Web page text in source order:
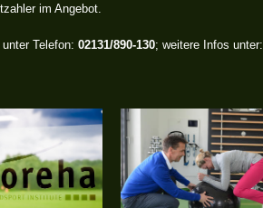
im Angebot.
Telefon: 02131/890-130; weitere Infos unter: